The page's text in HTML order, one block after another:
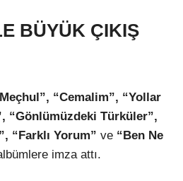
BÜYÜK ÇIKIŞ
“Cemalim”, “Yollar
“Gönlümüzdeki Türküler”,
“Farklı Yorum” ve “Ben Ne
imza attı.